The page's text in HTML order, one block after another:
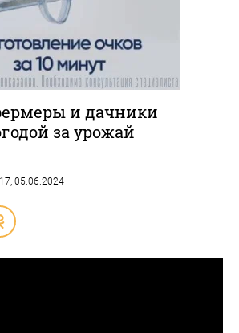
и дачники
за урожай
05.06.2024